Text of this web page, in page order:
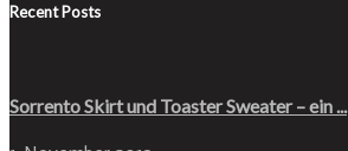
Recent Posts
Sorrento Skirt und Toaster Sweater – ein ...